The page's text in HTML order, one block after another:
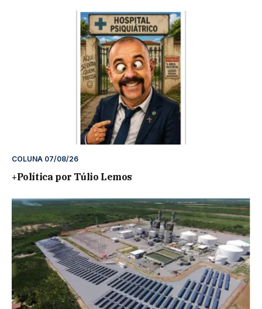
COLUNA 07/08/26
+Política por Túlio Lemos